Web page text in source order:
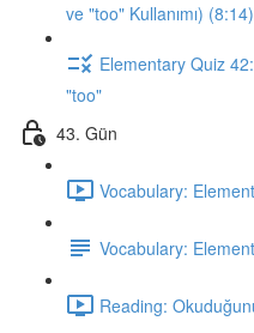
ve "too" Kullanımı) (8:14)
Elementary Quiz
"too"
43. Gün
Vocabulary:
Vocabulary:
Reading: